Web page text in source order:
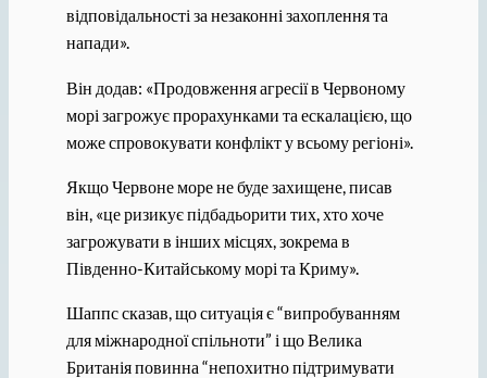
відповідальності за незаконні захоплення та
напади».
Він додав: «Продовження агресії в Червоному
морі загрожує прорахунками та ескалацією, що
може спровокувати конфлікт у всьому регіоні».
Якщо Червоне море не буде захищене, писав
він, «це ризикує підбадьорити тих, хто хоче
загрожувати в інших місцях, зокрема в
Південно-Китайському морі та Криму».
Шаппс сказав, що ситуація є “випробуванням
для міжнародної спільноти” і що Велика
Британія повинна “непохитно підтримувати